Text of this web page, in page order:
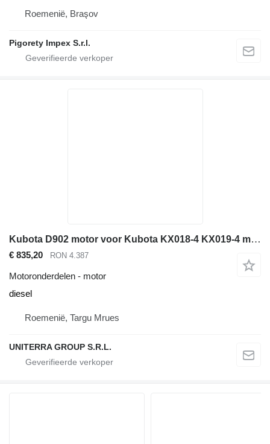
Roemenië, Braşov
Pigorety Impex S.r.l.
Kubota D902 motor voor Kubota KX018-4 KX019-4 minigraver
€ 835,20 RON 4.387
Motoronderdelen - motor
diesel
Roemenië, Targu Mrues
UNITERRA GROUP S.R.L.